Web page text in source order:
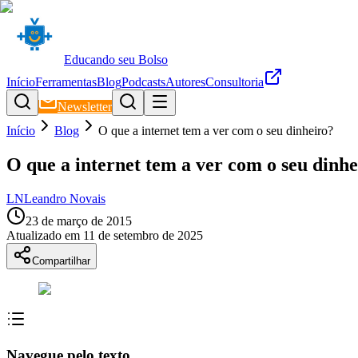
Educando seu Bolso
InícioFerramentasBlogPodcastsAutoresConsultoria
Newsletter
Início
Blog O que a internet tem a ver com o seu dinheiro?
O que a internet tem a ver com o seu
LNLeandro Novais
23 de março de 2015
Atualizado em 11 de setembro de 2025
Compartilhar